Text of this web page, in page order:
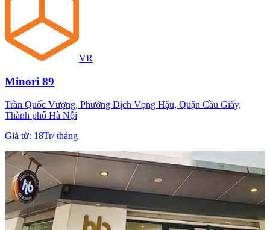
VR
Minori 89
Trần Quốc Vượng, Phường Dịch Vọng Hậu, Quận Cầu Giấy,
Thành phố Hà Nội
Giá từ: 18Tr/tháng